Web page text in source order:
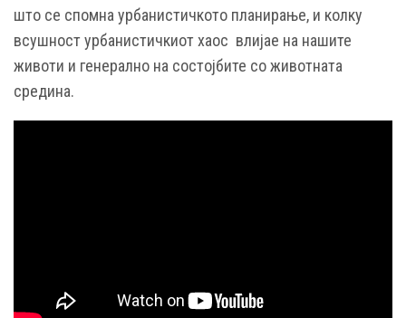
што се спомна урбанистичкото планирање, и колку
всушност урбанистичкиот хаос влијае на нашите
животи и генерално на состојбите со животната
средина.